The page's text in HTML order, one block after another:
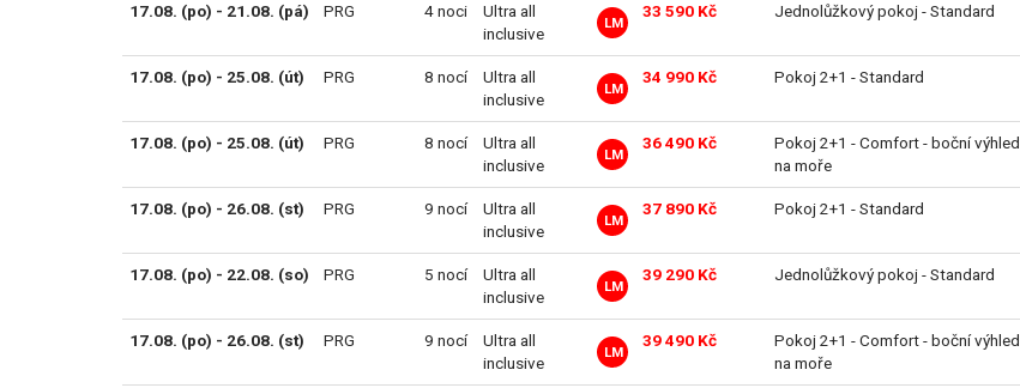
17.08. (po) - 21.08. (pá) PRG 4 noci
Ultra all
inclusive
LM
33 590 Kč Jednolůžkový pokoj - Standard
17.08. (po) - 25.08. (út) PRG 8 nocí
Ultra all
inclusive
LM
34 990 Kč Pokoj 2+1 - Standard
17.08. (po) - 25.08. (út) PRG 8 nocí
Ultra all
inclusive
LM
36 490 Kč
Pokoj 2+1 - Comfort - boční výhled
na moře
17.08. (po) - 26.08. (st) PRG 9 nocí
Ultra all
inclusive
LM
37 890 Kč Pokoj 2+1 - Standard
17.08. (po) - 22.08. (so) PRG 5 nocí
Ultra all
inclusive
LM
39 290 Kč Jednolůžkový pokoj - Standard
17.08. (po) - 26.08. (st) PRG 9 nocí
Ultra all
inclusive
LM
39 490 Kč
Pokoj 2+1 - Comfort - boční výhled
na moře